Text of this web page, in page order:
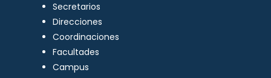
Secretarios
Direcciones
Coordinaciones
Facultades
Campus